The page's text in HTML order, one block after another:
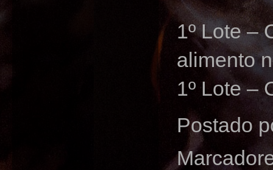
1º Lote –
alimento
1º Lote –
Postado